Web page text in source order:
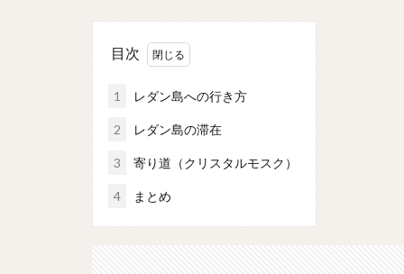
目次
1 レダン島への行き方
2 レダン島の滞在
3 寄り道（クリスタルモスク）
4 まとめ